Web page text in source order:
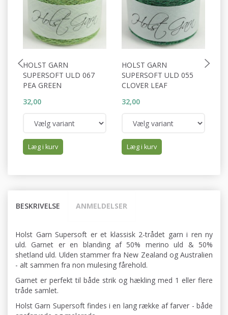
HOLST GARN
SUPERSOFT ULD 067
PEA GREEN
32,00
Læg i kurv
HOLST GARN
SUPERSOFT ULD 055
CLOVER LEAF
32,00
Læg i kurv
BESKRIVELSE ANMELDELSER
Holst Garn Supersoft er et klassisk 2-trådet garn i ren ny
uld. Garnet er en blanding af 50% merino uld & 50%
shetland uld. Ulden stammer fra New Zealand og Australien
- alt sammen fra non mulesing fårehold.
Garnet er perfekt til både strik og hækling med 1 eller flere
tråde samlet.
Holst Garn Supersoft findes i en lang række af farver - både